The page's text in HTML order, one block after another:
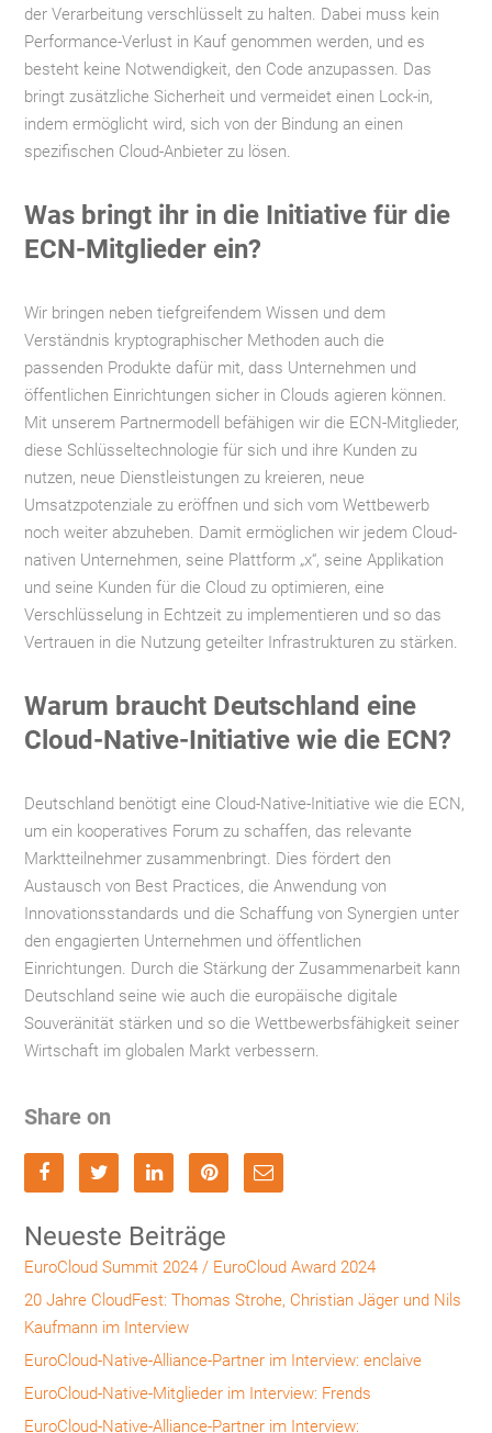
der Verarbeitung verschlüsselt zu halten. Dabei muss kein
Performance-Verlust in Kauf genommen werden, und es
besteht keine Notwendigkeit, den Code anzupassen. Das
bringt zusätzliche Sicherheit und vermeidet einen Lock-in,
indem ermöglicht wird, sich von der Bindung an einen
spezifischen Cloud-Anbieter zu lösen.
Was bringt ihr in die Initiative für die
ECN-Mitglieder ein?
Wir bringen neben tiefgreifendem Wissen und dem
Verständnis kryptographischer Methoden auch die
passenden Produkte dafür mit, dass Unternehmen und
öffentlichen Einrichtungen sicher in Clouds agieren können.
Mit unserem Partnermodell befähigen wir die ECN-Mitglieder,
diese Schlüsseltechnologie für sich und ihre Kunden zu
nutzen, neue Dienstleistungen zu kreieren, neue
Umsatzpotenziale zu eröffnen und sich vom Wettbewerb
noch weiter abzuheben. Damit ermöglichen wir jedem Cloud-
nativen Unternehmen, seine Plattform „x“, seine Applikation
und seine Kunden für die Cloud zu optimieren, eine
Verschlüsselung in Echtzeit zu implementieren und so das
Vertrauen in die Nutzung geteilter Infrastrukturen zu stärken.
Warum braucht Deutschland eine
Cloud-Native-Initiative wie die ECN?
Deutschland benötigt eine Cloud-Native-Initiative wie die ECN,
um ein kooperatives Forum zu schaffen, das relevante
Marktteilnehmer zusammenbringt. Dies fördert den
Austausch von Best Practices, die Anwendung von
Innovationsstandards und die Schaffung von Synergien unter
den engagierten Unternehmen und öffentlichen
Einrichtungen. Durch die Stärkung der Zusammenarbeit kann
Deutschland seine wie auch die europäische digitale
Souveränität stärken und so die Wettbewerbsfähigkeit seiner
Wirtschaft im globalen Markt verbessern.
Share on
Neueste Beiträge
EuroCloud Summit 2024 / EuroCloud Award 2024
20 Jahre CloudFest: Thomas Strohe, Christian Jäger und Nils
Kaufmann im Interview
EuroCloud-Native-Alliance-Partner im Interview: enclaive
EuroCloud-Native-Mitglieder im Interview: Frends
EuroCloud-Native-Alliance-Partner im Interview: